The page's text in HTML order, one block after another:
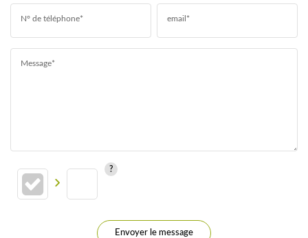
N° de téléphone* email*
Message*
Envoyer le message